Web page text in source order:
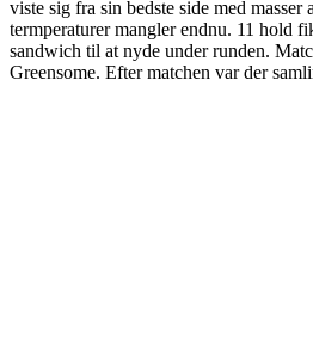
viste sig fra sin bedste side med masser
termperaturer mangler endnu. 11 hold
sandwich til at nyde under runden.
Greensome. Efter matchen var der